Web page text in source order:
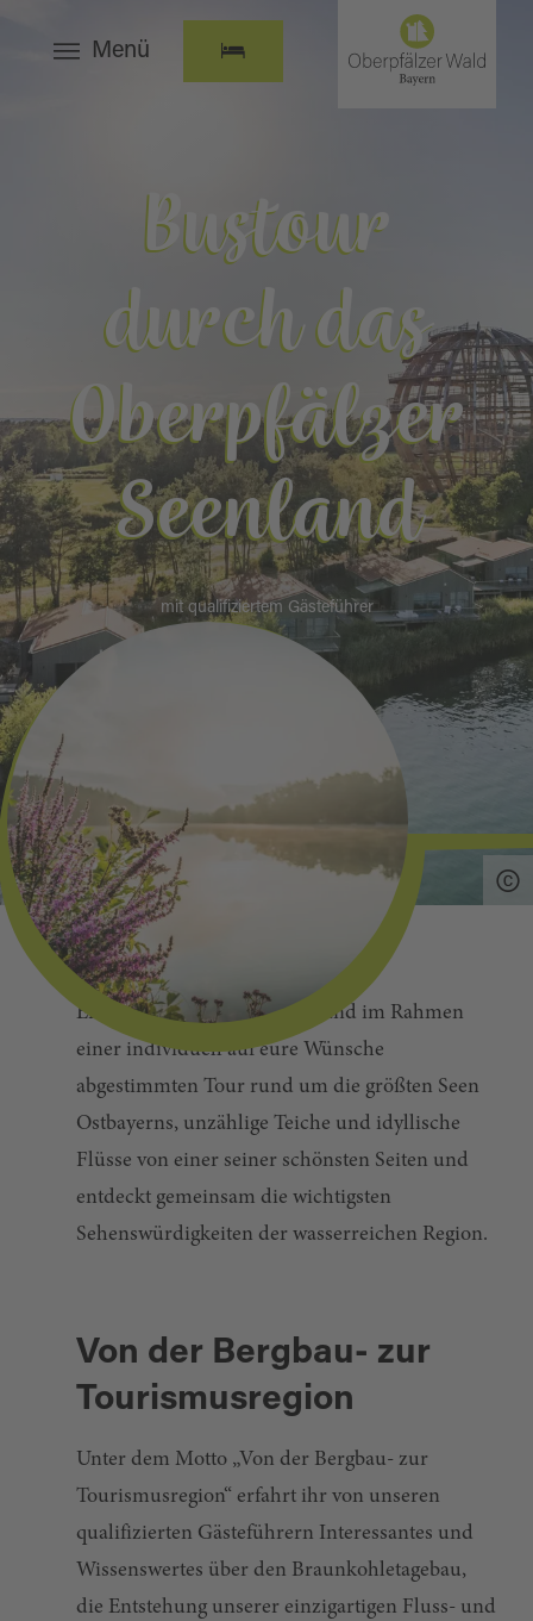
Menü
Bustour
durch das
Oberpfälzer
Seenland
mit qualifiziertem Gästeführer
Erlebt das Oberpfälzer Seenland im Rahmen
einer individuell auf eure Wünsche
abgestimmten Tour rund um die größten Seen
Ostbayerns, unzählige Teiche und idyllische
Flüsse von einer seiner schönsten Seiten und
entdeckt gemeinsam die wichtigsten
Sehenswürdigkeiten der wasserreichen Region.
Von der Bergbau- zur
Tourismusregion
Unter dem Motto „Von der Bergbau- zur
Tourismusregion“ erfahrt ihr von unseren
qualifizierten Gästeführern Interessantes und
Wissenswertes über den Braunkohletagebau,
die Entstehung unserer einzigartigen Fluss- und